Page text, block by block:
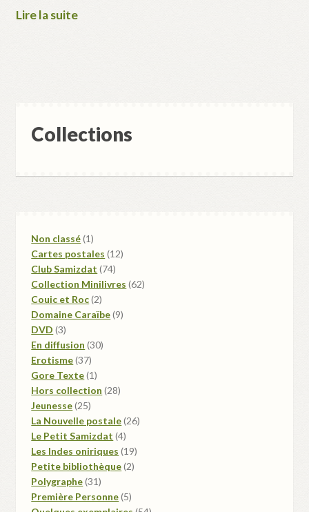
Lire la suite
Collections
Non classé 11
produit
Cartes postales 1212
Club Samizdat 7474
produits
Collection Minilivres 6262
Couic et Roc 22
produits
Domaine Caraïbe 99
DVD 33
produits
En diffusion 3030
Erotisme 3737
produits
Gore Texte 11
produit
Hors collection 2828
Jeunesse 2525
produits
La Nouvelle postale 2626
Le Petit Samizdat 44
produits
Les Indes oniriques 1919
Petite bibliothèque 22
Polygraphe 3131
produits
Première Personne 55